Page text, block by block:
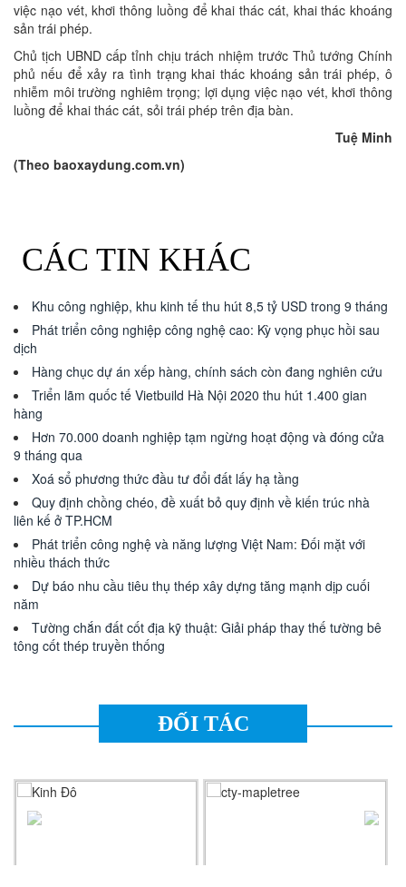
việc nạo vét, khơi thông luồng để khai thác cát, khai thác khoáng
sản trái phép.
Chủ tịch UBND cấp tỉnh chịu trách nhiệm trước Thủ tướng Chính
phủ nếu để xảy ra tình trạng khai thác khoáng sản trái phép, ô
nhiễm môi trường nghiêm trọng; lợi dụng việc nạo vét, khơi thông
luồng để khai thác cát, sỏi trái phép trên địa bàn.
Tuệ Minh
(Theo baoxaydung.com.vn)
CÁC TIN KHÁC
Khu công nghiệp, khu kinh tế thu hút 8,5 tỷ USD trong 9 tháng
Phát triển công nghiệp công nghệ cao: Kỳ vọng phục hồi sau
dịch
Hàng chục dự án xếp hàng, chính sách còn đang nghiên cứu
Triển lãm quốc tế Vietbuild Hà Nội 2020 thu hút 1.400 gian
hàng
Hơn 70.000 doanh nghiệp tạm ngừng hoạt động và đóng cửa
9 tháng qua
Xoá sổ phương thức đầu tư đổi đất lấy hạ tầng
Quy định chồng chéo, đề xuất bỏ quy định về kiến trúc nhà
liên kế ở TP.HCM
Phát triển công nghệ và năng lượng Việt Nam: Đối mặt với
nhiều thách thức
Dự báo nhu cầu tiêu thụ thép xây dựng tăng mạnh dịp cuối
năm
Tường chắn đất cốt địa kỹ thuật: Giải pháp thay thế tường bê
tông cốt thép truyền thống
ĐỐI TÁC